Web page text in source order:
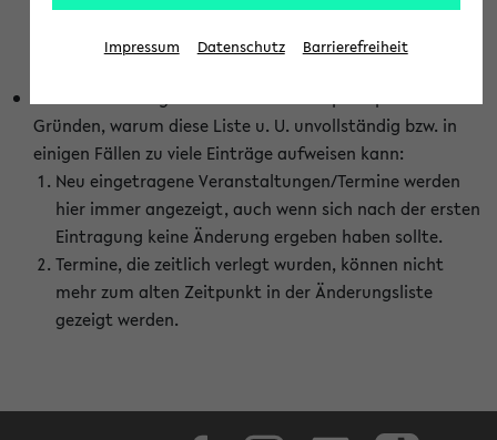
vollständig sein, wenn den Fakultäten von den Lehrenden
die Änderungen zeitnah mitgeteilt und diese Änderungen
Gründen, warum diese Liste u. U. unvollständig bzw. in
einigen Fällen zu viele Einträge aufweisen kann:
Neu eingetragene Veranstaltungen/Termine werden
hier immer angezeigt, auch wenn sich nach der ersten
Eintragung keine Änderung ergeben haben sollte.
Termine, die zeitlich verlegt wurden, können nicht
mehr zum alten Zeitpunkt in der Änderungsliste
gezeigt werden.
Impressum Datenschutz Barrierefreiheit